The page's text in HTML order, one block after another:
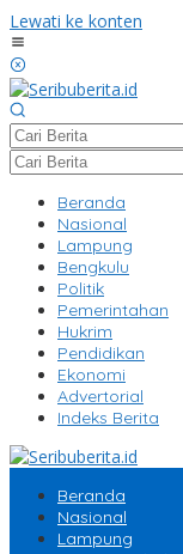
Lewati ke konten
Beranda
Nasional
Lampung
Bengkulu
Politik
Pemerintahan
Hukrim
Pendidikan
Ekonomi
Advertorial
Indeks Berita
Beranda
Nasional
Lampung